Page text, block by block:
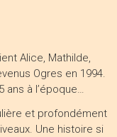
Alice, Mathilde,
Ogres en 1994.
ans à l’époque…
et profondément
Une histoire si